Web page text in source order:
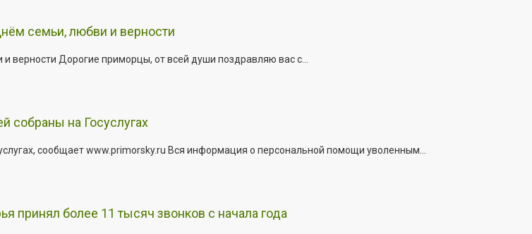
семьи, любви и верности
Дорогие приморцы, от всей души поздравляю вас с...
собраны на Госуслугах
сообщает www.primorsky.ru Вся информация о персональной помощи уволенным...
более 11 тысяч звонков с начала года